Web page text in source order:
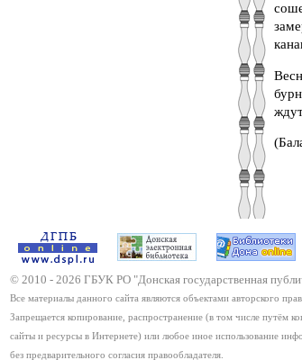
© 2010 - 2026 ГБУК РО "Донская государственная
Все материалы данного сайта являются объектами авторского
Запрещается копирование, распространение (в том числе путём
сайты и ресурсы в Интернете) или любое иное использование
без предварительного согласия правообладателя.